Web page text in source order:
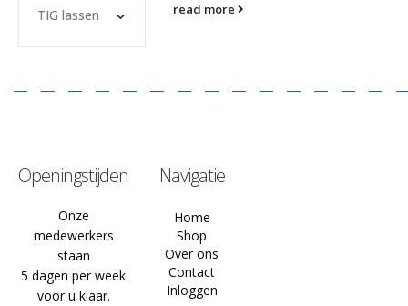
read more
TIG lassen
Openingstijden
Onze
medewerkers
staan
5 dagen per week
voor u klaar.
Navigatie
Home
Shop
Over ons
Contact
Inloggen